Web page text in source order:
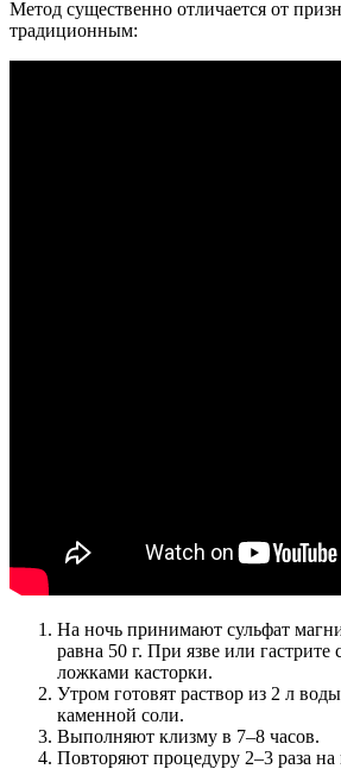
Метод существенно отличается от
традиционным:
На ночь принимают сульфат
равна 50 г. При язве или гастрите
ложками касторки.
Утром готовят раствор из 2 л
каменной соли.
Выполняют клизму в 7–8 часов.
Повторяют процедуру 2–3 раза